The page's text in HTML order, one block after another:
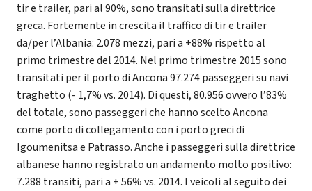
tir e trailer, pari al 90%, sono transitati sulla direttrice
greca. Fortemente in crescita il traffico di tir e trailer
da/per l’Albania: 2.078 mezzi, pari a +88% rispetto al
primo trimestre del 2014. Nel primo trimestre 2015 sono
transitati per il porto di Ancona 97.274 passeggeri su navi
traghetto (- 1,7% vs. 2014). Di questi, 80.956 ovvero l’83%
del totale, sono passeggeri che hanno scelto Ancona
come porto di collegamento con i porto greci di
Igoumenitsa e Patrasso. Anche i passeggeri sulla direttrice
albanese hanno registrato un andamento molto positivo:
7.288 transiti, pari a + 56% vs. 2014. I veicoli al seguito dei